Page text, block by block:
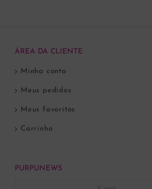
ÁREA DA CLIENTE
Minha conta
Meus pedidos
Meus favoritos
Carrinho
PURPUNEWS